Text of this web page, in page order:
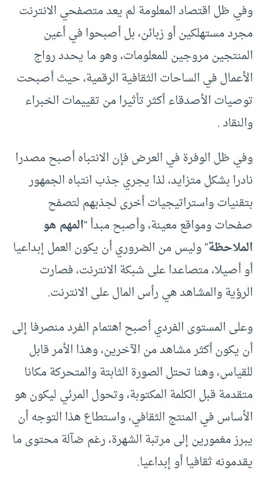
وفي ظل اقتصاد المعلومة لم يعد متصفحي الانترنت
مجرد مستهلكين أو زبائن، بل أصبحوا في أعين
المنتجين مروجين للمعلومات، وهو ما يحدد رواج
الأعمال في الساحات الثقافية الرقمية، حيث أصبحت
توصيات الأصدقاء أكثر تأثيرا من تقييمات الخبراء
والنقاد .
وفي ظل الوفرة في العرض فإن الانتباه أصبح مصدرا
نادرا بشكل متزايد، لذا يجري جذب انتباه الجمهور
بتقنيات واستراتيجيات أخرى لجذبهم لتصفح
صفحات ومواقع معينة، وأصبح مبدأ “المهم هو
الملاحظة” وليس من الضروري أن يكون العمل إبداعيا
أو أصيلا، متصاعدا على شبكة الانترنت، فصارت
الرؤية والمشاهد هي رأس المال على الانترنت.
وعلى المستوى الفردي أصبح اهتمام الفرد منصرفا إلى
أن يكون أكثر مشاهد من الآخرين، وهذا الأمر قابل
للقياس، وهنا تحتل الصورة الثابتة والمتحركة مكانا
متقدمة قبل الكلمة المكتوبة، وتحول المرئي ليكون هو
الأساس في المنتج الثقافي، واستطاع هذا التوجه أن
يبرز مغمورين إلى مرتبة الشهرة، رغم ضآلة محتوى ما
يقدمونه ثقافيا أو إبداعيا.